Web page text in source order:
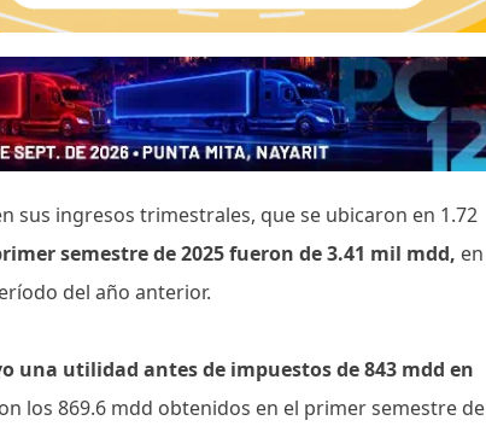
sus ingresos trimestrales, que se ubicaron en 1.72
semestre de 2025 fueron de 3.41 mil mdd, en
del año anterior.
una utilidad antes de impuestos de 843 mdd en
los 869.6 mdd obtenidos en el primer semestre de